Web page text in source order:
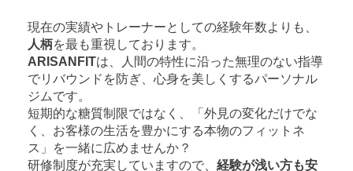
現在の実績やトレーナーとしての経験年数よりも、
人柄を最も重視しております。
ARISANFITは、人間の特性に沿った無理のない指導
でリバウンドを防ぎ、心身を美しくするパーソナル
ジムです。
短期的な糖質制限ではなく、「外見の変化だけでな
く、お客様の生活を豊かにする本物のフィットネ
ス」を一緒に広めませんか？
研修制度が充実していますので、 経験が浅い方も安